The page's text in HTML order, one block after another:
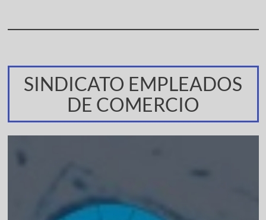
SINDICATO EMPLEADOS
DE COMERCIO